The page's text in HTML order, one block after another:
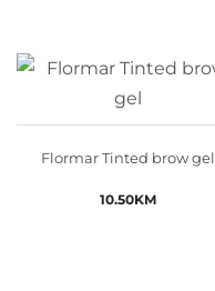
Flormar Tinted brow gel
10.50KM